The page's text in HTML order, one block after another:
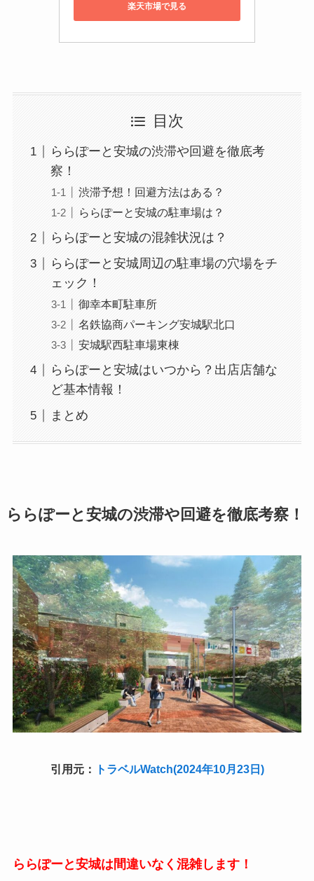
楽天市場で見る
目次
ららぽーと安城の渋滞や回避を徹底考
察！
渋滞予想！回避方法はある？
ららぽーと安城の駐車場は？
ららぽーと安城の混雑状況は？
ららぽーと安城周辺の駐車場の穴場をチ
ェック！
御幸本町駐車所
名鉄協商パーキング安城駅北口
安城駅西駐車場東棟
ららぽーと安城はいつから？出店店舗な
ど基本情報！
まとめ
ららぽーと安城の渋滞や回避を徹底考察！
引用元： トラベルWatch(2024年10月23日)
ららぽーと安城は間違いなく混雑します！